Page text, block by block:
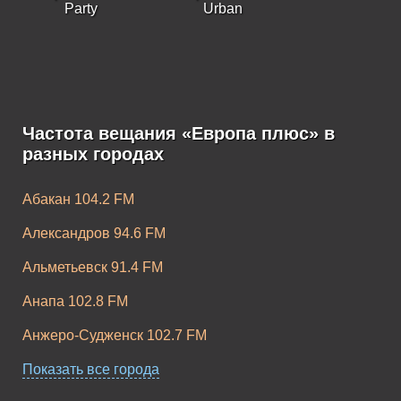
Party Urban
Европа Плюс K-
Pop
Частота вещания «Европа плюс» в
разных городах
Абакан 104.2 FM
Александров 94.6 FM
Альметьевск 91.4 FM
Анапа 102.8 FM
Анжеро-Судженск 102.7 FM
Апатиты 104.2 FM
Показать все города